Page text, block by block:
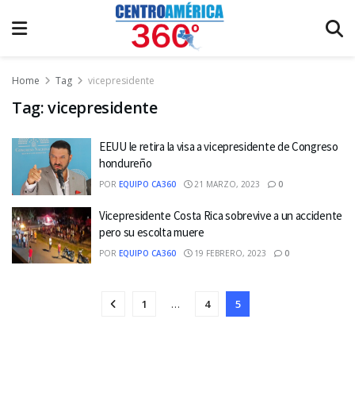
Home Tag vicepresidente
Tag:vicepresidente
EEUU le retira la visa a vicepresidente de Congreso
hondureño
POR EQUIPO CA360 21 MARZO, 2023 0
Vicepresidente Costa Rica sobrevive a un accidente
pero su escolta muere
POR EQUIPO CA360 19 FEBRERO, 2023 0
1 … 4 5